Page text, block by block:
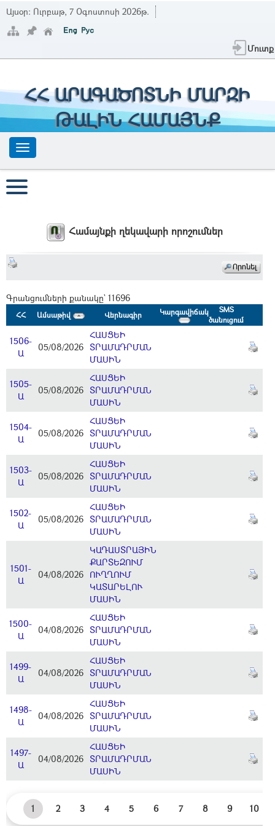
Այսօր: Ուրբաթ, 7 Օգոստոսի 2026թ.
Մուտք
ՀՀ ԱՐԱԳԱԾՈՏՆԻ ՄԱՐԶԻ
ԹԱԼԻՆ ՀԱՄԱՅՆՔ
Համայնքի ղեկավարի որոշումներ
Գրանցումների քանակը` 11696
ՀՀ Ամսաթիվ Վերնագիր Կարգավիճակ
SMS
ծանուցում
1506-
Ա
05/08/2026
ՀԱՍՑԵԻ
ՏՐԱՄԱԴՐՄԱՆ
ՄԱՍԻՆ
1505-
Ա
05/08/2026
ՀԱՍՑԵԻ
ՏՐԱՄԱԴՐՄԱՆ
ՄԱՍԻՆ
1504-
Ա
05/08/2026
ՀԱՍՑԵԻ
ՏՐԱՄԱԴՐՄԱՆ
ՄԱՍԻՆ
1503-
Ա
05/08/2026
ՀԱՍՑԵԻ
ՏՐԱՄԱԴՐՄԱՆ
ՄԱՍԻՆ
1502-
Ա
05/08/2026
ՀԱՍՑԵԻ
ՏՐԱՄԱԴՐՄԱՆ
ՄԱՍԻՆ
1501-
Ա
04/08/2026
ԿԱԴԱՍՏՐԱՅԻՆ
ՔԱՐՏԵԶՈՒՄ
ՈՒՂՂՈՒՄ
ԿԱՏԱՐԵԼՈՒ
ՄԱՍԻՆ
1500-
Ա
04/08/2026
ՀԱՍՑԵԻ
ՏՐԱՄԱԴՐՄԱՆ
ՄԱՍԻՆ
1499-
Ա
04/08/2026
ՀԱՍՑԵԻ
ՏՐԱՄԱԴՐՄԱՆ
ՄԱՍԻՆ
1498-
Ա
04/08/2026
ՀԱՍՑԵԻ
ՏՐԱՄԱԴՐՄԱՆ
ՄԱՍԻՆ
1497-
Ա
04/08/2026
ՀԱՍՑԵԻ
ՏՐԱՄԱԴՐՄԱՆ
ՄԱՍԻՆ
1 2 3 4 5 6 7 8 9 10